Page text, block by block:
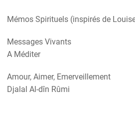
Mémos Spirituels (inspirés de
Messages Vivants
A Méditer
Amour, Aimer, Emerveillement
Djalal Al-dîn Rûmi